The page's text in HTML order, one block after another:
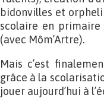
bidonvilles et
scolaire en primaire
(avec Môm’Artre).
Mais c’est
grâce à la
jouer aujourd’hui à